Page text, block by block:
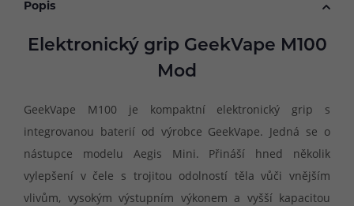
Popis
Elektronický grip GeekVape M100
Mod
GeekVape M100 je kompaktní elektronický grip s
integrovanou baterií od výrobce GeekVape. Jedná se o
nástupce modelu Aegis Mini. Přináší hned několik
vylepšení v čele s trojitou odolností těla vůči vnějším
vlivům, vysokým výstupním výkonem a vyšší kapacitou